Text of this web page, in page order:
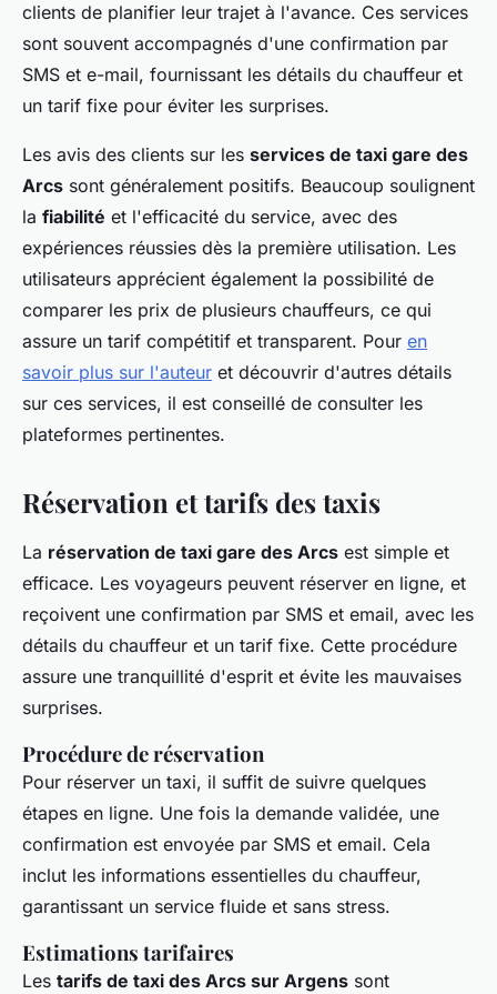
clients de planifier leur trajet à l'avance. Ces services
sont souvent accompagnés d'une confirmation par
SMS et e-mail, fournissant les détails du chauffeur et
un tarif fixe pour éviter les surprises.
Les avis des clients sur les services de taxi gare des
Arcs sont généralement positifs. Beaucoup soulignent
la fiabilité et l'efficacité du service, avec des
expériences réussies dès la première utilisation. Les
utilisateurs apprécient également la possibilité de
comparer les prix de plusieurs chauffeurs, ce qui
assure un tarif compétitif et transparent. Pour en
savoir plus sur l'auteur et découvrir d'autres détails
sur ces services, il est conseillé de consulter les
plateformes pertinentes.
Réservation et tarifs des taxis
La réservation de taxi gare des Arcs est simple et
efficace. Les voyageurs peuvent réserver en ligne, et
reçoivent une confirmation par SMS et email, avec les
détails du chauffeur et un tarif fixe. Cette procédure
assure une tranquillité d'esprit et évite les mauvaises
surprises.
Procédure de réservation
Pour réserver un taxi, il suffit de suivre quelques
étapes en ligne. Une fois la demande validée, une
confirmation est envoyée par SMS et email. Cela
inclut les informations essentielles du chauffeur,
garantissant un service fluide et sans stress.
Estimations tarifaires
Les tarifs de taxi des Arcs sur Argens sont